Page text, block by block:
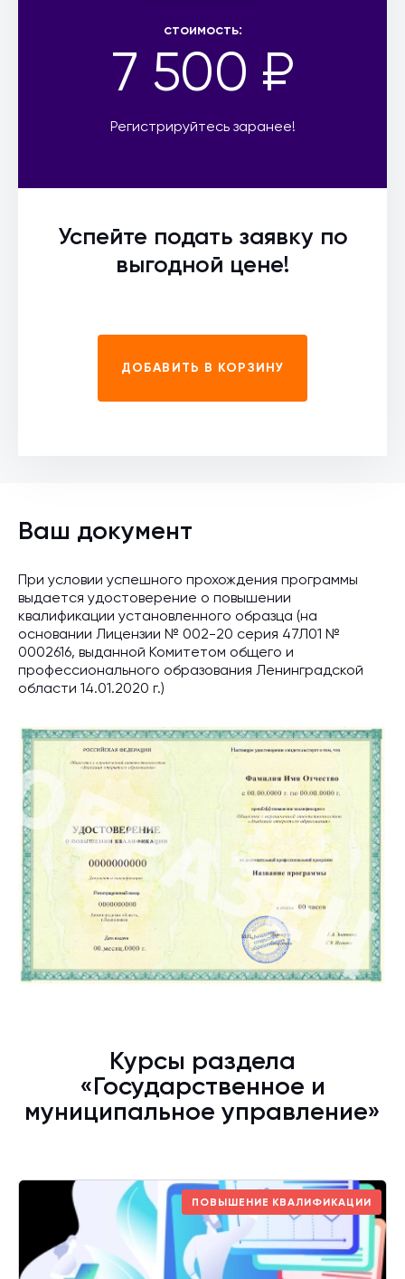
стоимость:
7 500 ₽
Регистрируйтесь заранее!
Успейте подать заявку по
выгодной цене!
ДОБАВИТЬ В КОРЗИНУ
Ваш документ
При условии успешного прохождения программы
выдается удостоверение о повышении
квалификации установленного образца (на
основании Лицензии № 002-20 серия 47Л01 №
0002616, выданной Комитетом общего и
профессионального образования Ленинградской
области 14.01.2020 г.)
Курсы раздела
«Государственное и
муниципальное управление»
ПОВЫШЕНИЕ КВАЛИФИКАЦИИ